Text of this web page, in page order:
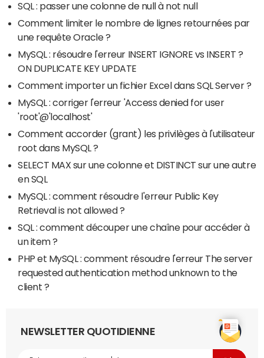
SQL : passer une colonne de null à not null
Comment limiter le nombre de lignes retournées par
une requête Oracle ?
MySQL : résoudre l'erreur INSERT IGNORE vs INSERT ?
ON DUPLICATE KEY UPDATE
Comment importer un fichier Excel dans SQL Server ?
MySQL : corriger l'erreur 'Access denied for user
'root'@'localhost'
Comment accorder (grant) les privilèges à l'utilisateur
root dans MySQL ?
SELECT MAX sur une colonne et DISTINCT sur une autre
en SQL
MySQL : comment résoudre l'erreur Public Key
Retrieval is not allowed ?
SQL : comment découper une chaîne pour accéder à
un item ?
PHP et MySQL : comment résoudre l'erreur The server
requested authentication method unknown to the
client ?
NEWSLETTER QUOTIDIENNE